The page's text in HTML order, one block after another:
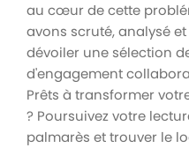
au cœur de cette
avons scruté, analysé
dévoiler une sélection
d'engagement
Prêts à transformer
? Poursuivez votre
palmarès et trouver le